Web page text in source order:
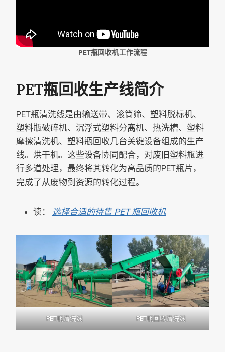
PET瓶回收机工作流程
PET瓶回收生产线简介
PET瓶清洗线是由输送带、滚筒筛、塑料脱标机、
塑料瓶破碎机、沉浮式塑料分离机、热洗槽、塑料
摩擦清洗机、塑料瓶回收几台关键设备组成的生产
线。烘干机。这些设备协同配合，对废旧塑料瓶进
行多道处理，最终将其转化为高品质的PET瓶片，
完成了从废物到资源的转化过程。
读： 选择合适的待售 PET 瓶回收机
PET瓶清洗线 PET瓶回收清洗线